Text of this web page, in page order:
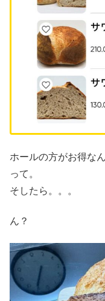
ホールの方がお得な
って。
そしたら。。。
ん？